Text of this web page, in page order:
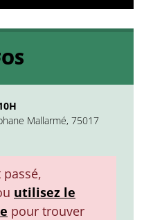
Mallarmé, 75017
utilisez le
pour trouver